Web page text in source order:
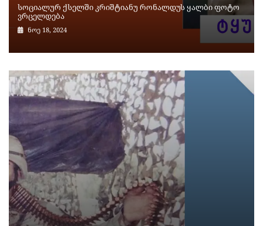
სოციალურ ქსელში კრიშტიანუ რონალდუს ყალბი ფოტო
ვრცელდება
ნოე 18, 2024